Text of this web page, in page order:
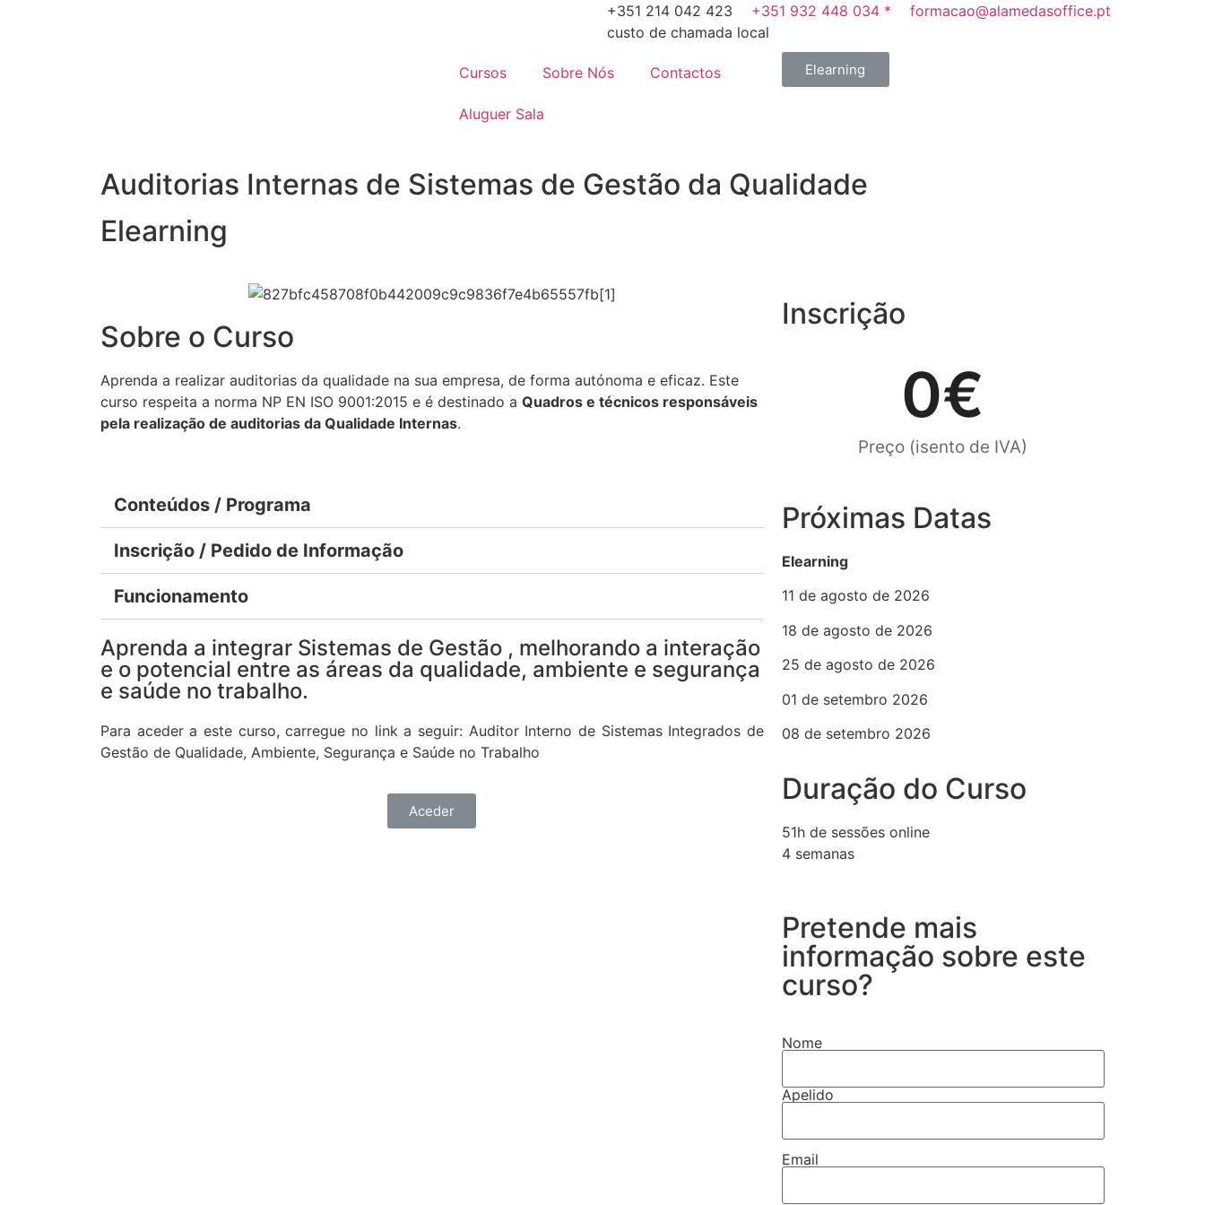
+351 214 042 423 +351 ‭932 448 034‬ *
formacao@alamedasoffice.pt
custo de chamada local
Cursos Sobre Nós Contactos
Aluguer Sala
Elearning
Auditorias Internas de Sistemas de Gestão da Qualidade
Elearning
Sobre o Curso
Aprenda a realizar auditorias da qualidade na sua empresa, de forma autónoma e eficaz. Este
curso respeita a norma NP EN ISO 9001:2015 e é destinado a Quadros e técnicos responsáveis
pela realização de auditorias da Qualidade Internas.
Conteúdos / Programa
Inscrição / Pedido de Informação
Funcionamento
Aprenda a integrar Sistemas de Gestão , melhorando a interação
e o potencial entre as áreas da qualidade, ambiente e segurança
e saúde no trabalho.
Para aceder a este curso, carregue no link a seguir: Auditor Interno de Sistemas Integrados de
Gestão de Qualidade, Ambiente, Segurança e Saúde no Trabalho
Aceder
Inscrição
0€
Preço (isento de IVA)
Próximas Datas
Elearning
11 de agosto de 2026
18 de agosto de 2026
25 de agosto de 2026
01 de setembro 2026
08 de setembro 2026
Duração do Curso
51h de sessões online
4 semanas
Pretende mais
informação sobre este
curso?
Nome
Apelido
Email